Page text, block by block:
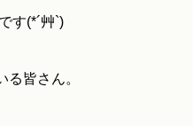
す(*´艸`)
皆さん。